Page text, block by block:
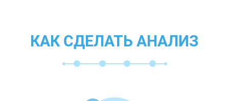
КАК СДЕЛАТЬ АНАЛИЗ